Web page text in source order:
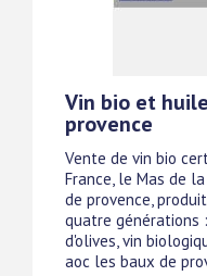
Vin bio et
provence
Vente de vin bio
France, le Mas de
de provence,
quatre générations
d'olives, vin
aoc les baux de